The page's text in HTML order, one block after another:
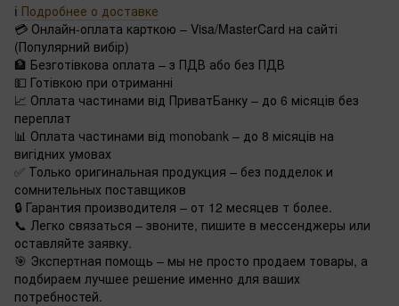
ℹ️ Подробнее о доставке
💳 Онлайн-оплата карткою – Visa/MasterCard на сайті
(Популярний вибір)
🏦 Безготівкова оплата – з ПДВ або без ПДВ
💵 Готівкою при отриманні
📈 Оплата частинами від ПриватБанку – до 6 місяців без
переплат
📊 Оплата частинами від monobank – до 8 місяців на
вигідних умовах
✅ Только оригинальная продукция – без подделок и
сомнительных поставщиков
🔒 Гарантия производителя – от 12 месяцев т более.
📞 Легко связаться – звоните, пишите в мессенджеры или
оставляйте заявку.
🎯 Экспертная помощь – мы не просто продаем товары, а
подбираем лучшее решение именно для ваших
потребностей.